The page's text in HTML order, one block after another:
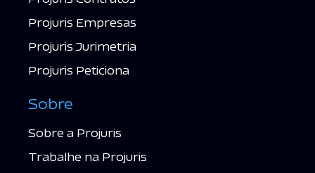
Projuris Empresas
Projuris Jurimetria
Projuris Peticiona
Sobre
Sobre a Projuris
Trabalhe na Projuris